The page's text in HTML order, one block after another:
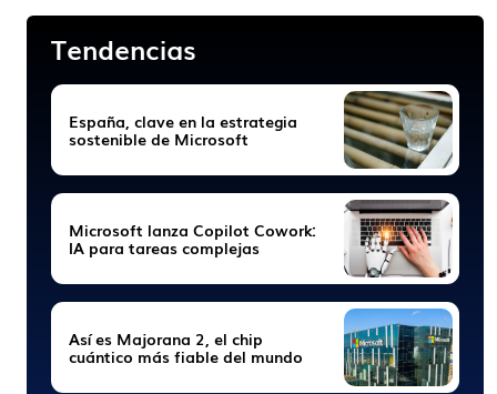
Tendencias
España, clave en la estrategia
sostenible de Microsoft
Microsoft lanza Copilot Cowork:
IA para tareas complejas
Así es Majorana 2, el chip
cuántico más fiable del mundo